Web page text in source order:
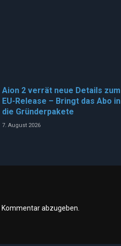
Aion 2 verrät neue Details zum
EU-Release – Bringt das Abo in
die Gründerpakete
7. August 2026
Kommentar abzugeben.